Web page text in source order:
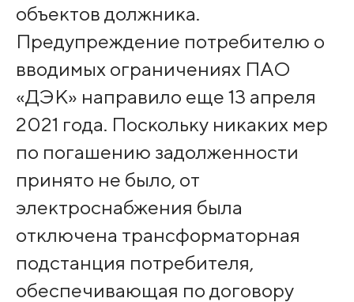
объектов должника.
Предупреждение потребителю о
вводимых ограничениях ПАО
«ДЭК» направило еще 13 апреля
2021 года. Поскольку никаких мер
по погашению задолженности
принято не было, от
электроснабжения была
отключена трансформаторная
подстанция потребителя,
обеспечивающая по договору